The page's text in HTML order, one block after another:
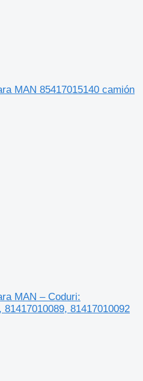
MAN 85417015140 camión
MAN – Coduri:
81417010092